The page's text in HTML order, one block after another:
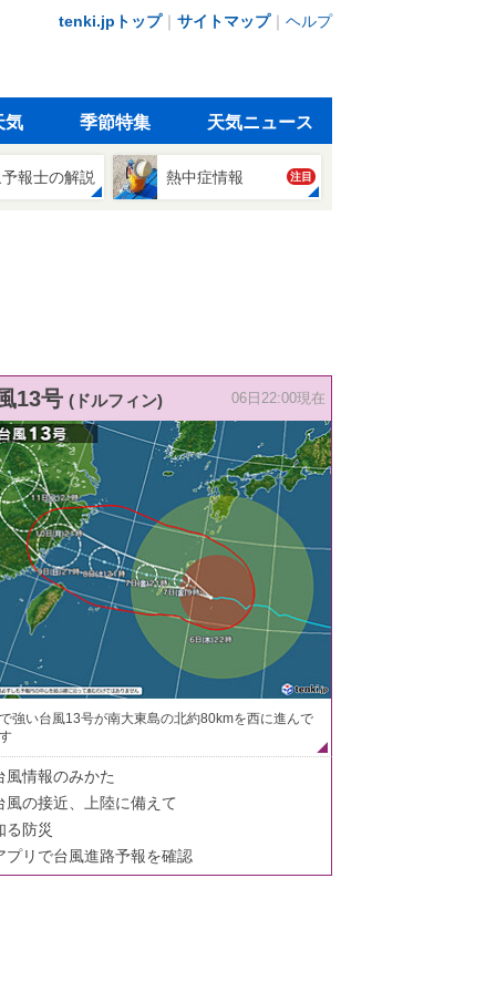
tenki.jpトップ｜ サイトマップ｜ ヘルプ
気 季節特集 天気ニュース
報士の解説 熱中症情報 注目
13号 (ドルフィン) 06日22:00現在
強い台風13号が南大東島の北約80kmを西に進んで
風情報のみかた
風の接近、上陸に備えて
る防災
プリで台風進路予報を確認